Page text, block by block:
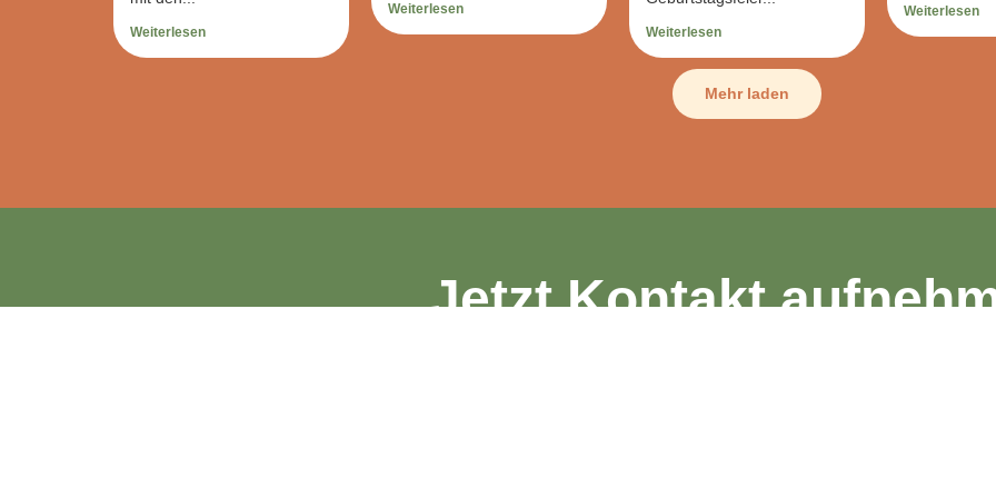
Weiterlesen
Weiterlesen
Weiterlesen
Weiterlesen
Mehr laden
Jetzt Kontakt